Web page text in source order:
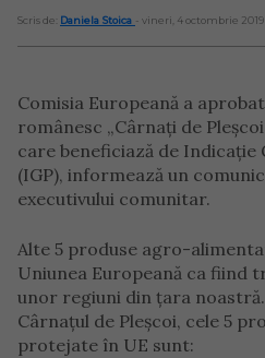
Scris de: Daniela Stoica - vineri, 4 octombrie 2019
Comisia Europeană a
românesc „Cârnaţi de
care beneficiază de
(IGP), informează un
executivului comunitar.
Alte 5 produse agro-
Uniunea Europeană ca fiind
unor regiuni din țara
Cârnațul de Pleșcoi, cele 5
protejate în UE sunt: